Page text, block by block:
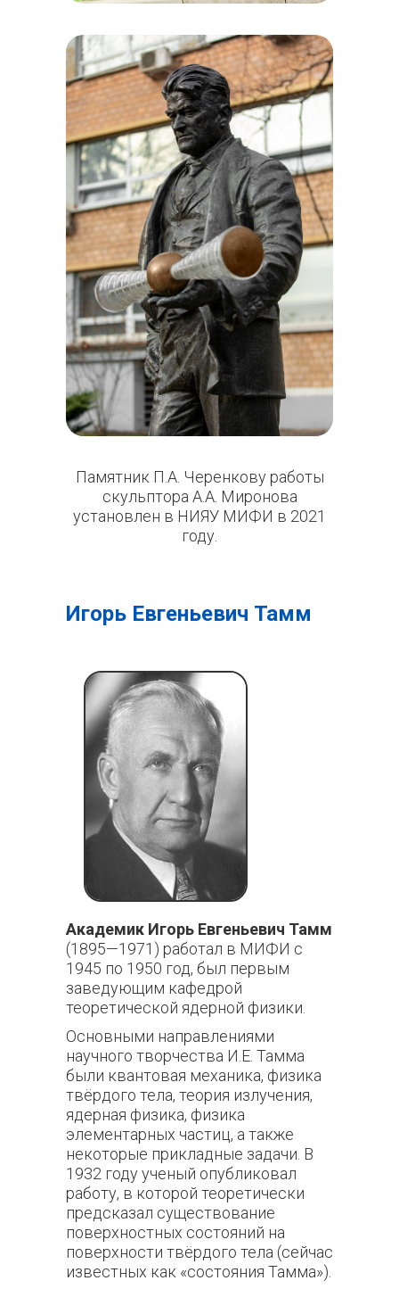
Памятник П.А. Черенкову работы
скульптора А.А. Миронова
установлен в НИЯУ МИФИ в 2021
году.
Игорь Евгеньевич Тамм
Академик Игорь Евгеньевич Тамм
(1895—1971) работал в МИФИ с
1945 по 1950 год, был первым
заведующим кафедрой
теоретической ядерной физики.
Основными направлениями
научного творчества И.Е. Тамма
были квантовая механика, физика
твёрдого тела, теория излучения,
ядерная физика, физика
элементарных частиц, а также
некоторые прикладные задачи. В
1932 году ученый опубликовал
работу, в которой теоретически
предсказал существование
поверхностных состояний на
поверхности твёрдого тела (сейчас
известных как «состояния Тамма»).